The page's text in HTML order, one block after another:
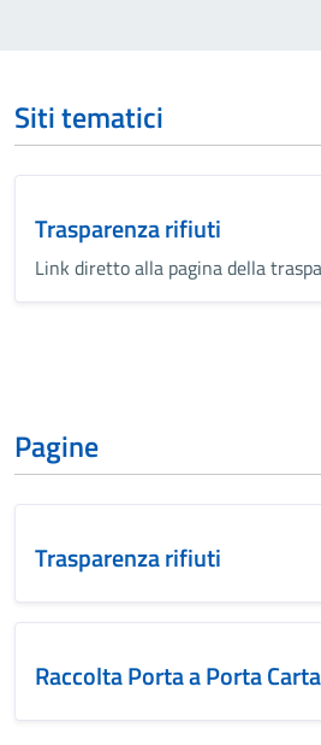
Siti tematici
Trasparenza rifiuti
Link diretto alla pagina della
Pagine
Trasparenza rifiuti
Raccolta Porta a Porta Carta